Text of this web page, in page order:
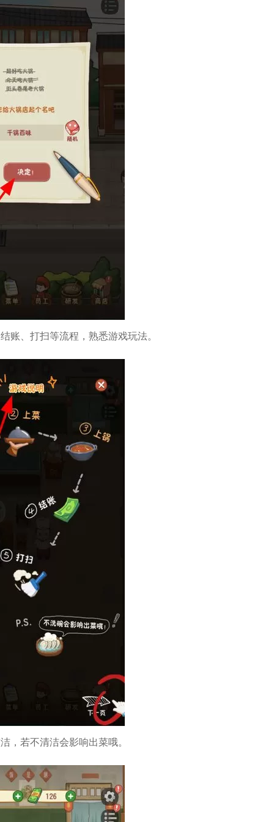
账、打扫等流程，熟悉游戏玩法。
，若不清洁会影响出菜哦。